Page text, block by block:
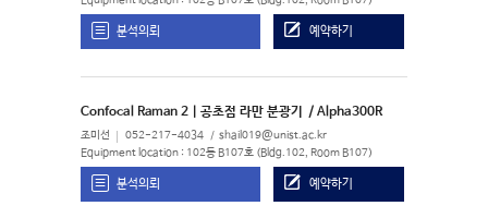
분석의뢰 예약하기
Confocal Raman 2 | 공초점 라만 분광기 / Alpha300R
조미선 052-217-4034 shail019@unist.ac.kr
Equipment location : 102동 B107호 (Bldg.102, Room B107)
분석의뢰 예약하기